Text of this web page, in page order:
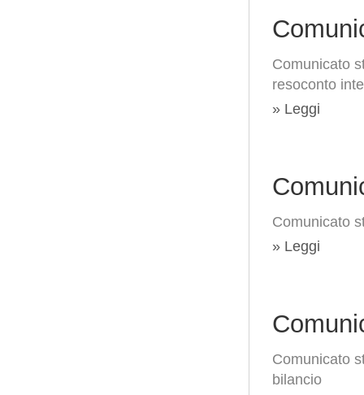
Comunicato
resoconto
» Leggi
Comunicato
» Leggi
Comunicato
bilancio